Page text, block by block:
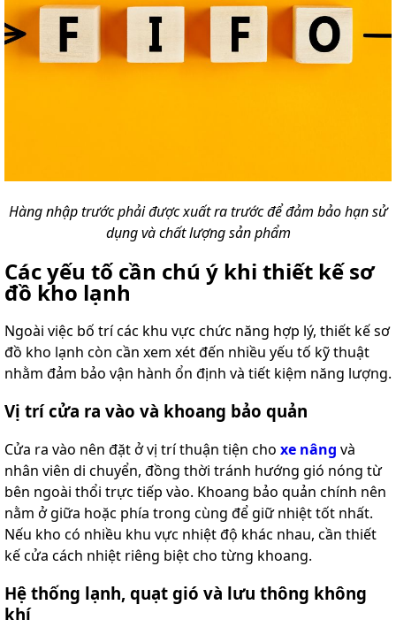
Hàng nhập trước phải được xuất ra trước để đảm bảo hạn sử
dụng và chất lượng sản phẩm
Các yếu tố cần chú ý khi thiết kế sơ
đồ kho lạnh
Ngoài việc bố trí các khu vực chức năng hợp lý, thiết kế sơ
đồ kho lạnh còn cần xem xét đến nhiều yếu tố kỹ thuật
nhằm đảm bảo vận hành ổn định và tiết kiệm năng lượng.
Vị trí cửa ra vào và khoang bảo quản
Cửa ra vào nên đặt ở vị trí thuận tiện cho xe nâng và
nhân viên di chuyển, đồng thời tránh hướng gió nóng từ
bên ngoài thổi trực tiếp vào. Khoang bảo quản chính nên
nằm ở giữa hoặc phía trong cùng để giữ nhiệt tốt nhất.
Nếu kho có nhiều khu vực nhiệt độ khác nhau, cần thiết
kế cửa cách nhiệt riêng biệt cho từng khoang.
Hệ thống lạnh, quạt gió và lưu thông không
khí